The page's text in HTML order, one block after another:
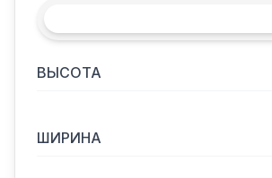
ВЫСОТА
ШИРИНА